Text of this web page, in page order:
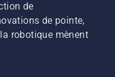
de
de pointe,
robotique mènent